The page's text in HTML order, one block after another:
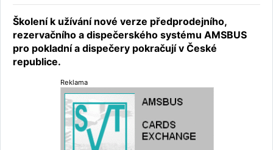
Školení k užívání nové verze předprodejního,
rezervačního a dispečerského systému AMSBUS
pro pokladní a dispečery pokračují v České
republice.
Reklama